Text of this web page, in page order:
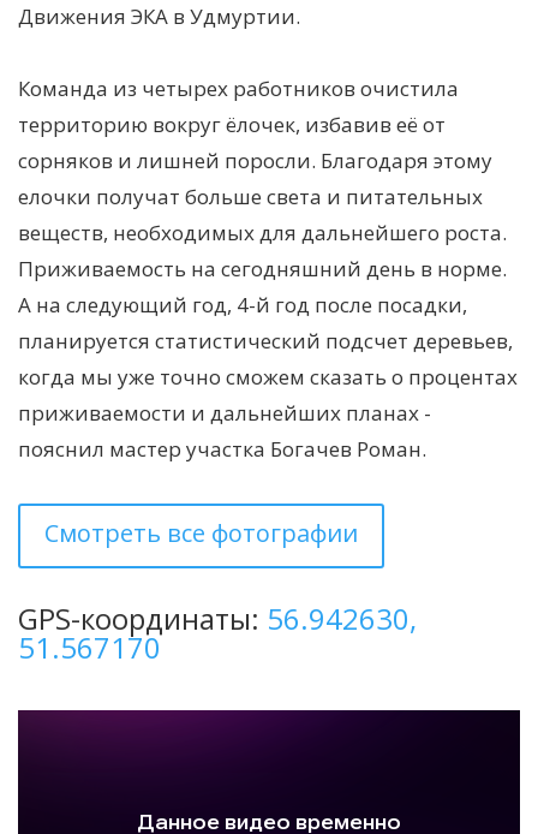
Движения ЭКА в Удмуртии.
Команда из четырех работников очистила
территорию вокруг ёлочек, избавив её от
сорняков и лишней поросли. Благодаря этому
елочки получат больше света и питательных
веществ, необходимых для дальнейшего роста.
Приживаемость на сегодняшний день в норме.
А на следующий год, 4-й год после посадки,
планируется статистический подсчет деревьев,
когда мы уже точно сможем сказать о процентах
приживаемости и дальнейших планах -
пояснил мастер участка Богачев Роман.
Смотреть все фотографии
GPS-координаты: 56.942630,
51.567170